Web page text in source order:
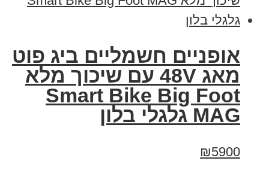
אופניים חשמליים ביג פוט
מאג 48V עם שיכוך מלא
Smart Bike Big Foot
MAG גלגלי בלון
₪5900